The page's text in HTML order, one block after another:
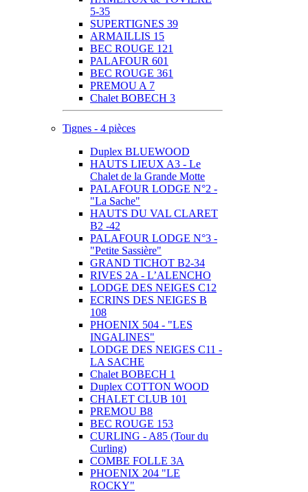
5-35
SUPERTIGNES 39
ARMAILLIS 15
BEC ROUGE 121
PALAFOUR 601
BEC ROUGE 361
PREMOU A 7
Chalet BOBECH 3
Tignes - 4 pièces
Duplex BLUEWOOD
HAUTS LIEUX A3 - Le
Chalet de la Grande Motte
PALAFOUR LODGE N°2 -
"La Sache"
HAUTS DU VAL CLARET
B2 -42
PALAFOUR LODGE N°3 -
"Petite Sassière"
GRAND TICHOT B2-34
RIVES 2A - L’ALENCHO
LODGE DES NEIGES C12
ECRINS DES NEIGES B
108
PHOENIX 504 - "LES
INGALINES"
LODGE DES NEIGES C11 -
LA SACHE
Chalet BOBECH 1
Duplex COTTON WOOD
CHALET CLUB 101
PREMOU B8
BEC ROUGE 153
CURLING - A85 (Tour du
Curling)
COMBE FOLLE 3A
PHOENIX 204 "LE
ROCKY"